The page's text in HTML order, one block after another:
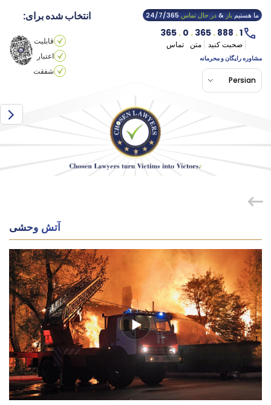
انتخاب شده برای:
قابلیت
اعتبار
شفقت
ما هستیمباز&در حال تماس24/7/365
1
.
.
.
.
صحبت کنید متن
تماس
مشاوره رایگان و محرمانه
Persian
آتش وحشی